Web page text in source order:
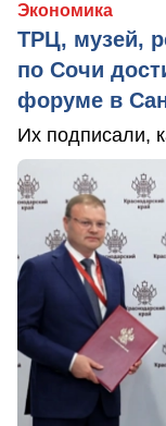
Экономика
ТРЦ, музей,
по Сочи
форуме в
Их подписали,